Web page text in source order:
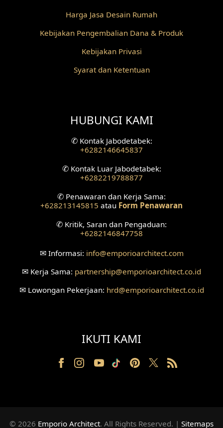
Desain Pilar
Desain Interior Villa
Desain Plafon
Desain Ruang Tunggu
Desain Ruang Perawatan
Desain Eksterior Klinik
Desain Laundry
Harga Jasa Desain Rumah
Kebijakan Pengembalian Dana & Produk
Kebijakan Privasi
Syarat dan Ketentuan
HUBUNGI KAMI
✆Kontak Jabodetabek:
+6282146645837
✆Kontak Luar Jabodetabek:
+6282219788877
✆ Penawaran dan Kerja Sama:
+628213145815 atau Form Penawaran
✆ Kritik, Saran dan Pengaduan:
+6282146847758
✉Informasi: info@emporioarchitect.com
✉ Kerja Sama: partnership@emporioarchitect.co.id
✉Lowongan Pekerjaan: hrd@emporioarchitect.co.id
IKUTI KAMI
© 2026 Emporio Architect. All Rights Reserved. | Sitemaps